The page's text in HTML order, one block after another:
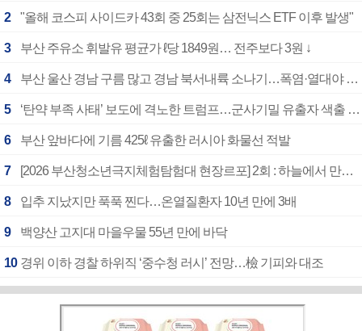
2 "올해 코스피 사이드카 43회 중 25회는 삼전닉스 ETF 이후 발생"
3 부산 주유소 휘발유 평균가 ℓ당 1849원… 전주보다 3원 ↓
4 부산 울산 경남 구름 많고 경남 북서내륙 소나기…폭염·열대야 계속
5 ‘탄약 부족 사태’ 보도에 격노한 트럼프…군사기밀 유출자 색출 지시
6 부산 앞바다에 기름 425ℓ 유출한 러시아 화물선 적발
7 [2026 부산청소년극지체험탐험대 현장르포] 2회 : 하늘에서 만난 얼음의 나라
8 입추 지났지만 푹푹 찐다…온열질환자 10년 만에 3배
9 백양산 고지대 마을우물 55년 만에 바닥
10 경위 이하 경찰 하위직 ‘중수청 러시’ 전망…檢 기피와 대조